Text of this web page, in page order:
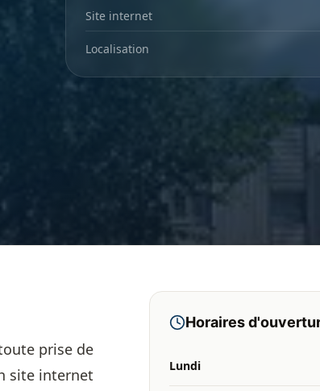
Site internet
Localisation
prise de
site internet
Horaires
Lundi